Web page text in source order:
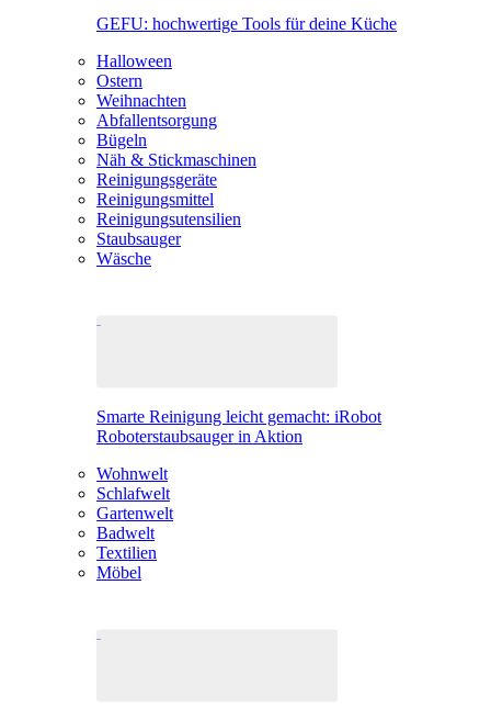
GEFU: hochwertige Tools für deine Küche
Halloween
Ostern
Weihnachten
Abfallentsorgung
Bügeln
Näh & Stickmaschinen
Reinigungsgeräte
Reinigungsmittel
Reinigungsutensilien
Staubsauger
Wäsche
Smarte Reinigung leicht gemacht: iRobot
Roboterstaubsauger in Aktion
Wohnwelt
Schlafwelt
Gartenwelt
Badwelt
Textilien
Möbel